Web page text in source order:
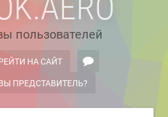
пользователей
НА САЙТ
ПРЕДСТАВИТЕЛЬ?